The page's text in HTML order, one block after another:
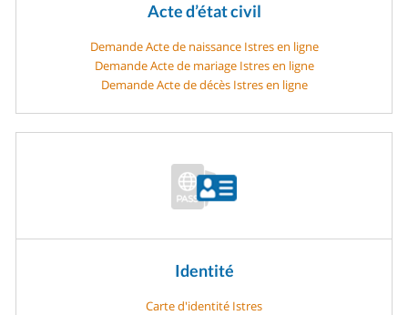
Acte d’état civil
Demande Acte de naissance Istres en ligne
Demande Acte de mariage Istres en ligne
Demande Acte de décès Istres en ligne
Identité
Carte d'identité Istres